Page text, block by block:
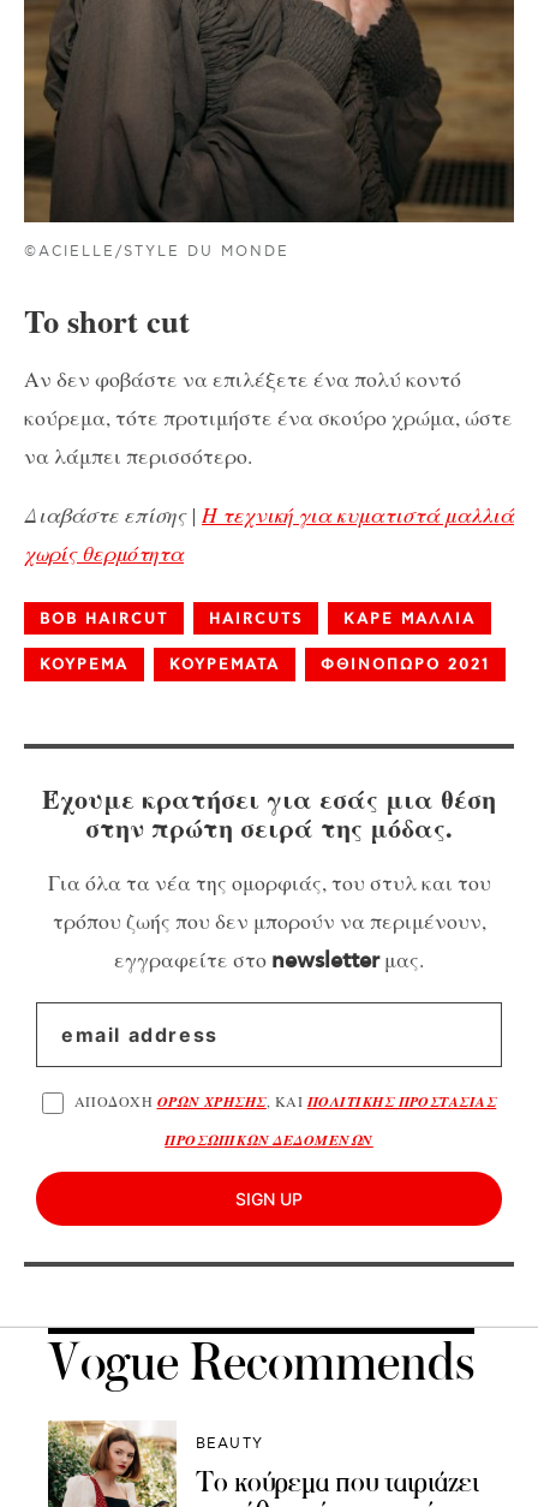
©ACIELLE/STYLE DU MONDE
To short cut
Αν δεν φοβάστε να επιλέξετε ένα πολύ κοντό
κούρεμα, τότε προτιμήστε ένα σκούρο χρώμα, ώστε
να λάμπει περισσότερο.
Διαβάστε επίσης | Η τεχνική για κυματιστά μαλλιά
χωρίς θερμότητα
BOB HAIRCUT HAIRCUTS ΚΑΡΕ ΜΑΛΛΙΑ
ΚΟΥΡΕΜΑ ΚΟΥΡΕΜΑΤΑ ΦΘΙΝΟΠΩΡΟ 2021
Έχουμε κρατήσει για εσάς μια θέση
στην πρώτη σειρά της μόδας.
Για όλα τα νέα της ομορφιάς, του στυλ και του
τρόπου ζωής που δεν μπορούν να περιμένουν,
εγγραφείτε στο newsletterμας.
ΑΠΟΔΟΧΗ ΟΡΩΝ ΧΡΗΣΗΣ, ΚΑΙ ΠΟΛΙΤΙΚΗΣ ΠΡΟΣΤΑΣΙΑΣ
ΠΡΟΣΩΠΙΚΩΝ ΔΕΔΟΜΕΝΩΝ
SIGN UP
Vogue Recommends
BEAUTY
Το κούρεμα που ταιριάζει